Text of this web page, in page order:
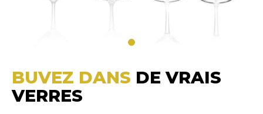
BUVEZ DANS DE VRAIS
VERRES